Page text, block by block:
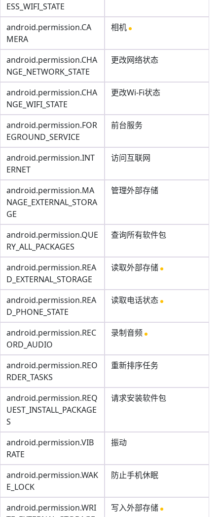
ESS_WIFI_STATE
android.permission.CA
MERA
相机
android.permission.CHA
NGE_NETWORK_STATE
更改网络状态
android.permission.CHA
NGE_WIFI_STATE
更改Wi-Fi状态
android.permission.FOR
EGROUND_SERVICE
前台服务
android.permission.INT
ERNET
访问互联网
android.permission.MA
NAGE_EXTERNAL_STORA
GE
管理外部存储
android.permission.QUE
RY_ALL_PACKAGES
查询所有软件包
android.permission.REA
D_EXTERNAL_STORAGE
读取外部存储
android.permission.REA
D_PHONE_STATE
读取电话状态
android.permission.REC
ORD_AUDIO
录制音频
android.permission.REO
RDER_TASKS
重新排序任务
android.permission.REQ
UEST_INSTALL_PACKAGE
S
请求安装软件包
android.permission.VIB
RATE
振动
android.permission.WAK
E_LOCK
防止手机休眠
android.permission.WRI
写入外部存储